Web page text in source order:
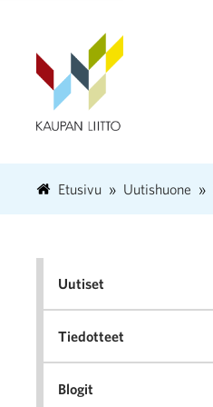
Etusivu Uutishuone
Uutiset
Tiedotteet
Blogit